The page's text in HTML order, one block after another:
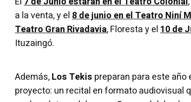
a la venta, y el8 de junio en el Teatro Niní
Teatro Gran Rivadavia, Floresta y el10 de
Ituzaingó.
Además,Los Tekis preparan para este
proyecto: un recital en formato audiovisual